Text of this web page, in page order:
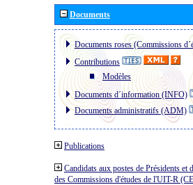
Documents
Documents roses (Commissions
Contributions
Modèles
Documents d´information (INFO)
Documents administratifs (ADM)
Publications
Candidats aux postes de Présidents et
des Commissions d'études de l'UIT-R